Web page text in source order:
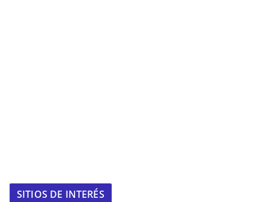
SITIOS DE INTERÉS